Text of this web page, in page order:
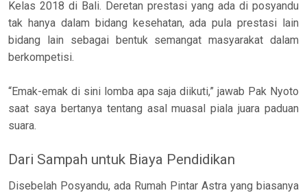
Kelas 2018 di Bali. Deretan prestasi yang ada di posyandu
tak hanya dalam bidang kesehatan, ada pula prestasi lain
bidang lain sebagai bentuk semangat masyarakat dalam
berkompetisi.
“Emak-emak di sini lomba apa saja diikuti,” jawab Pak Nyoto
saat saya bertanya tentang asal muasal piala juara paduan
suara.
Dari Sampah untuk Biaya Pendidikan
Disebelah Posyandu, ada Rumah Pintar Astra yang biasanya